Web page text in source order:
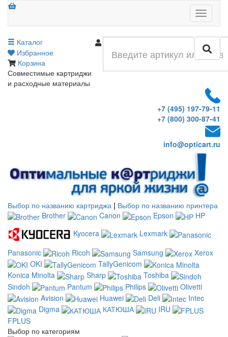
Меню
Каталог
Избранное
Корзина
Совместимые картриджи
и расходные материалы
+7 (495) 197-79-11
+7 (800) 300-87-41
info@opticart.ru
Выбор по названию картриджа | Выбор по названию принтера
Brother
Canon Epson
HP
Kyocera
Lexmark
Panasonic
Ricoh Samsung
Xerox
OKI
TallyGenicom
Konica Minolta
Sharp
Toshiba
Sindoh
Pantum Philips
Olivetti
Avision
Huawei Deli
Intec
Digma
КАТЮША
IRU
FPLUS
Выбор по категориям